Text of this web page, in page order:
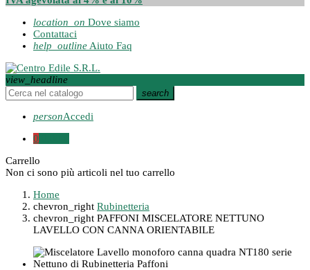
location_on Dove siamo
Contattaci
help_outline Aiuto Faq
view_headline
search
personAccedi
0
Carrello
Non ci sono più articoli nel tuo carrello
Home
chevron_right Rubinetteria
chevron_right PAFFONI MISCELATORE NETTUNO
LAVELLO CON CANNA ORIENTABILE